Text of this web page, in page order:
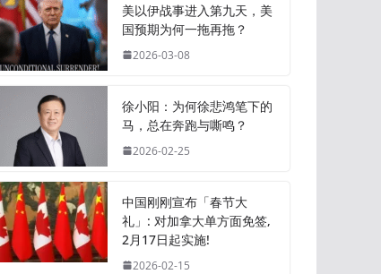
美以伊战事进入第九天，美
国预期为何一拖再拖？
2026-03-08
徐小阳：为何徐悲鸿笔下的
马，总在奔跑与嘶鸣？
2026-02-25
中国刚刚宣布「春节大
礼」: 对加拿大单方面免签,
2月17日起实施!
2026-02-15